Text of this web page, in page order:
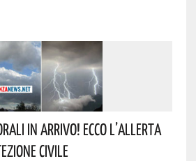
In Arrivo! Ecco L’allerta
Civile